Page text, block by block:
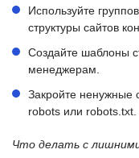
Используйте
структуры сайтов
Создайте шаблоны
менеджерам.
Закройте ненужные
robots или robots.txt.
Что делать с